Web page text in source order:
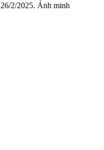
2/2025. Ảnh minh